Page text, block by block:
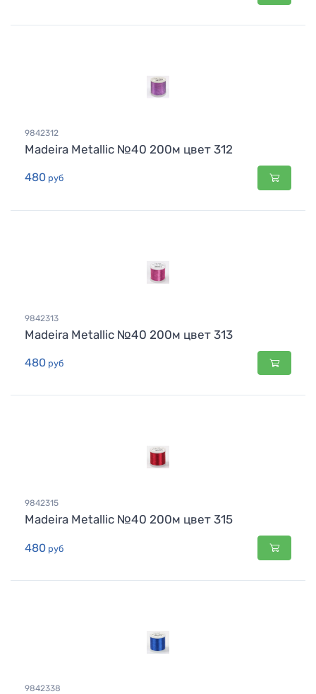
9842312
Madeira Metallic №40 200м цвет 312
480 руб
9842313
Madeira Metallic №40 200м цвет 313
480 руб
9842315
Madeira Metallic №40 200м цвет 315
480 руб
9842338